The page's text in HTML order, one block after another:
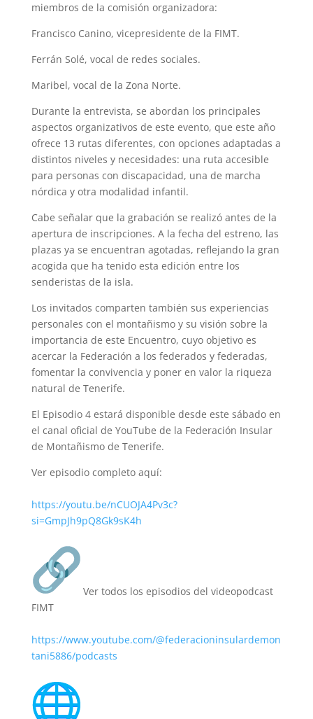
miembros de la comisión organizadora:
Francisco Canino, vicepresidente de la FIMT.
Ferrán Solé, vocal de redes sociales.
Maribel, vocal de la Zona Norte.
Durante la entrevista, se abordan los principales
aspectos organizativos de este evento, que este año
ofrece 13 rutas diferentes, con opciones adaptadas a
distintos niveles y necesidades: una ruta accesible
para personas con discapacidad, una de marcha
nórdica y otra modalidad infantil.
Cabe señalar que la grabación se realizó antes de la
apertura de inscripciones. A la fecha del estreno, las
plazas ya se encuentran agotadas, reflejando la gran
acogida que ha tenido esta edición entre los
senderistas de la isla.
Los invitados comparten también sus experiencias
personales con el montañismo y su visión sobre la
importancia de este Encuentro, cuyo objetivo es
acercar la Federación a los federados y federadas,
fomentar la convivencia y poner en valor la riqueza
natural de Tenerife.
El Episodio 4 estará disponible desde este sábado en
el canal oficial de YouTube de la Federación Insular
de Montañismo de Tenerife.
Ver episodio completo aquí:
https://youtu.be/nCUOJA4Pv3c?
si=GmpJh9pQ8Gk9sK4h
Ver todos los episodios del videopodcast
FIMT
https://www.youtube.com/@federacioninsulardemon
tani5886/podcasts